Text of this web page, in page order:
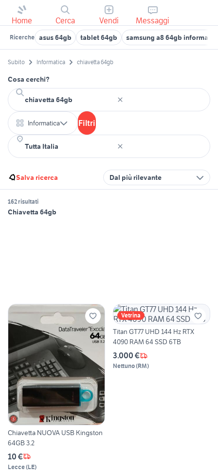
Home Cerca Vendi Messaggi
Ricerche asus 64gb tablet 64gb samsung a8 64gb
Subito Informatica chiavetta 64gb
Cosa cerchi?
Informatica Filtri
Salva ricerca Dal più rilevante
162 risultati
Chiavetta 64gb
Chiavetta NUOVA USB Kingston
64GB 3.2
10 €
Lecce(LE)
Vetrina
Titan GT77 UHD 144 Hz RTX
4090 RAM 64 SSD 6TB
3.000 €
Nettuno(RM)